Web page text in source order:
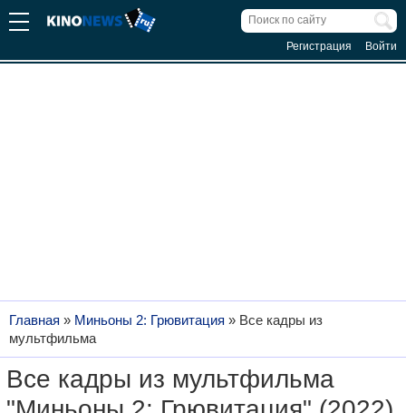
Регистрация Войти
Главная » Миньоны 2: Грювитация » Все кадры из
мультфильма
Все кадры из мультфильма